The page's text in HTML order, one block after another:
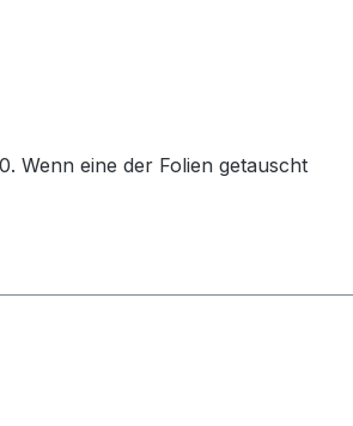
Wenn eine der Folien getauscht